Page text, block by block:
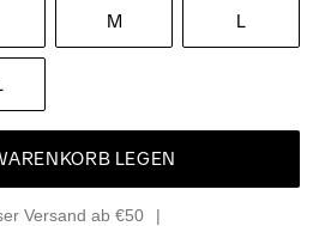
M L
LEGEN
Versand ab €50